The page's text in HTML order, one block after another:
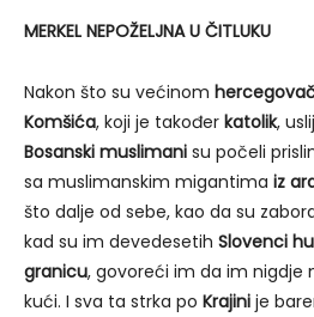
MERKEL NEPOŽELJNA U ČITLUKU
Nakon što su većinom
Komšića, koji je također katolik,
Bosanski muslimani su počeli
sa muslimanskim migantima iz
što dalje od sebe, kao da su
kad su im devedesetih Slovenci
granicu, govoreći im da im nigdje
kući. I sva ta strka po Krajini je